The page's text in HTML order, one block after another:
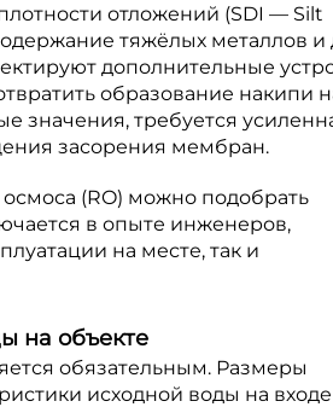
отложений (SDI — Silt
тяжёлых металлов и
дополнительные
образование накипи
значения, требуется
засорения мембран.
(RO) можно подобрать
в опыте инженеров,
на месте, так и
на объекте
обязательным. Размеры
исходной воды на входе